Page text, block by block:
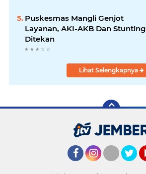
Puskesmas Mangli Genjot
Layanan, AKI-AKB Dan Stunting
Ditekan
Lihat Selengkapnya